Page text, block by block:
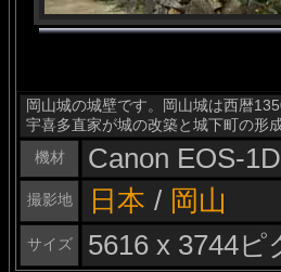
岡山城の城壁です。岡山城は西暦
宇喜多直家が城の改築と城下町の形
機材
Canon EOS-
撮影地 日本 / 岡山
サイズ 5616 x 3744ピ